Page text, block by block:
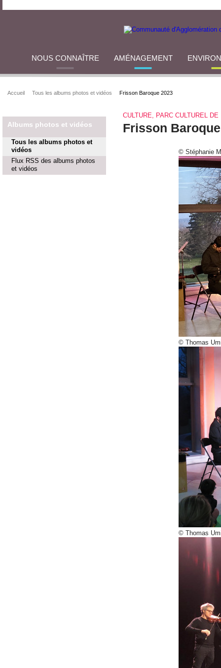
NOUS CONNAÎTRE AMÉNAGEMENT
Accueil Tous les albums photos et vidéos Frisson Baroque 2023
Albums photos et vidéos
Tous les albums photos et
vidéos
Flux RSS des albums photos
et vidéos
CULTURE, PARC CULTUREL
Frisson
© Stéphanie
© Thomas
© Thomas